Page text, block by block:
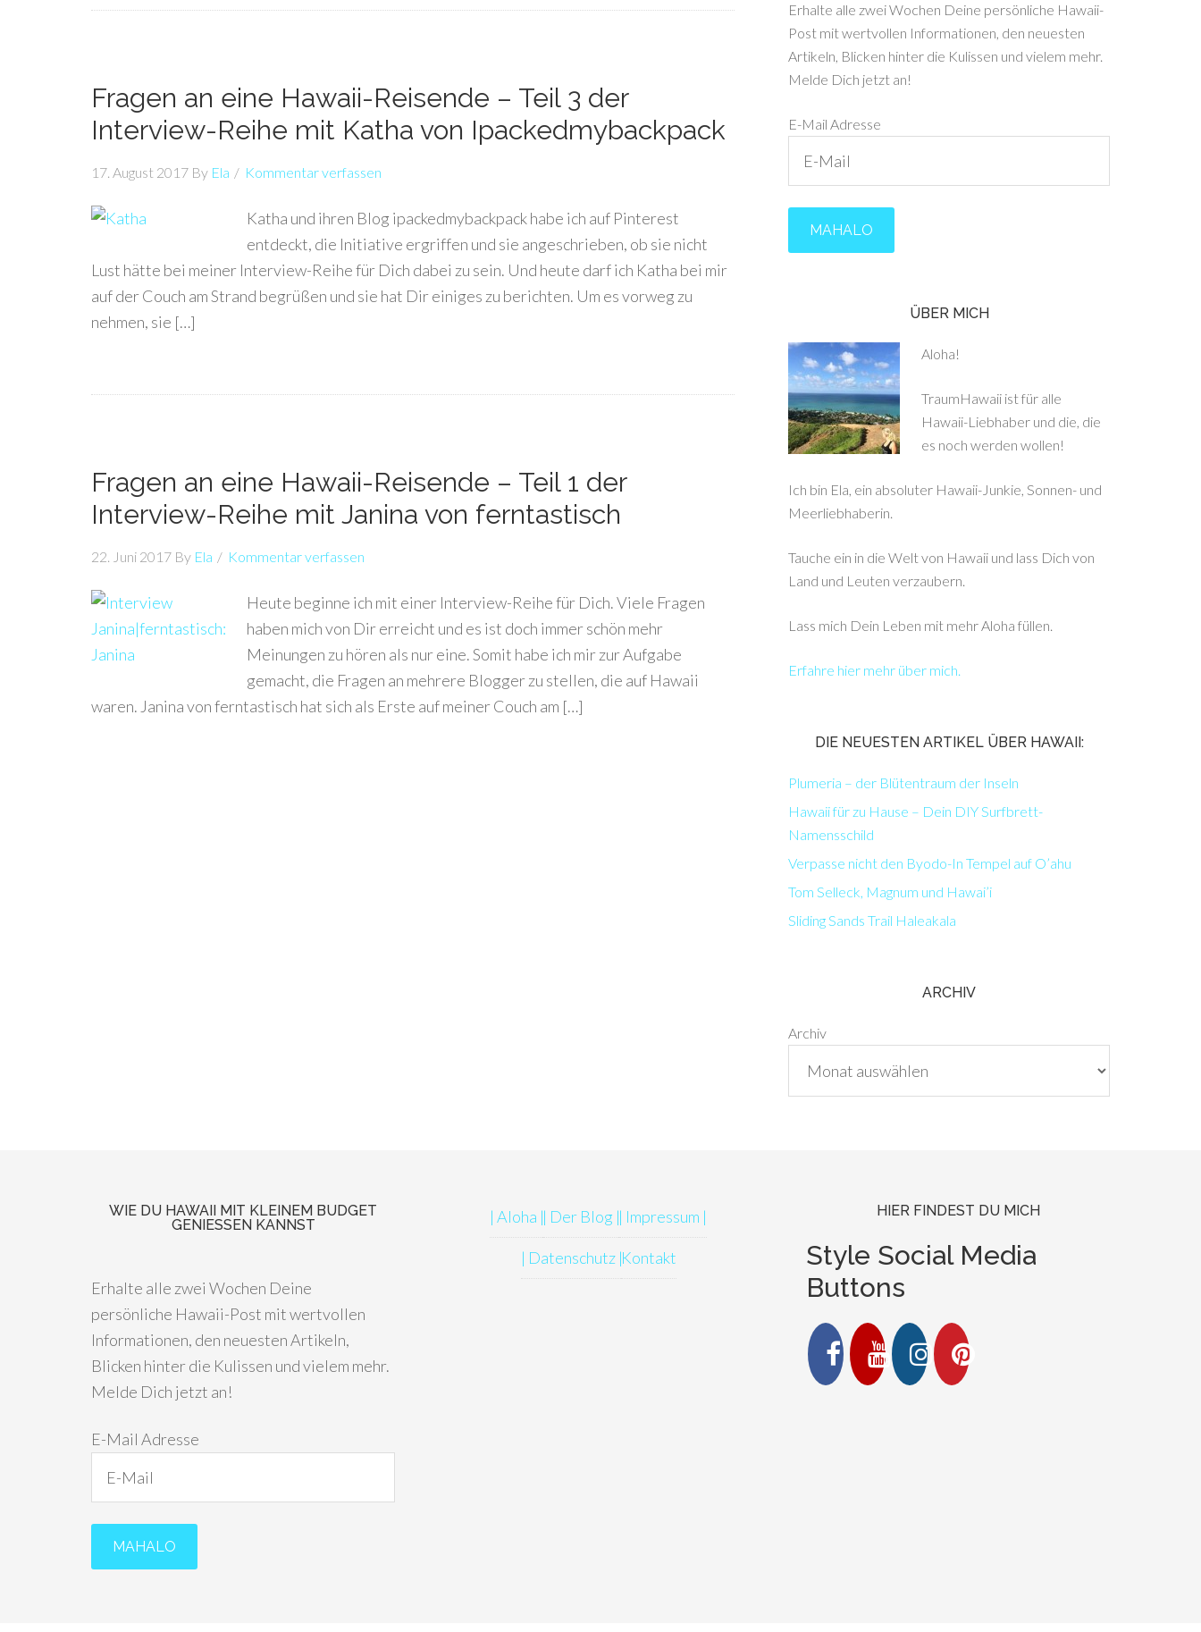
Fragen an eine Hawaii-Reisende – Teil 3 der
Interview-Reihe mit Katha von Ipackedmybackpack
17. August 2017 By Ela Kommentar verfassen
Katha und ihren Blog ipackedmybackpack habe ich auf Pinterest
entdeckt, die Initiative ergriffen und sie angeschrieben, ob sie nicht
Lust hätte bei meiner Interview-Reihe für Dich dabei zu sein. Und heute darf ich Katha bei mir
auf der Couch am Strand begrüßen und sie hat Dir einiges zu berichten. Um es vorweg zu
nehmen, sie […]
Fragen an eine Hawaii-Reisende – Teil 1 der
Interview-Reihe mit Janina von ferntastisch
22. Juni 2017 By Ela Kommentar verfassen
Heute beginne ich mit einer Interview-Reihe für Dich. Viele Fragen
haben mich von Dir erreicht und es ist doch immer schön mehr
Meinungen zu hören als nur eine. Somit habe ich mir zur Aufgabe
gemacht, die Fragen an mehrere Blogger zu stellen, die auf Hawaii
waren. Janina von ferntastisch hat sich als Erste auf meiner Couch am […]
Erhalte alle zwei Wochen Deine persönliche Hawaii-
Post mit wertvollen Informationen, den neuesten
Artikeln, Blicken hinter die Kulissen und vielem mehr.
Melde Dich jetzt an!
E-Mail Adresse
ÜBER MICH
Aloha!
TraumHawaii ist für alle
Hawaii-Liebhaber und die, die
es noch werden wollen!
Ich bin Ela, ein absoluter Hawaii-Junkie, Sonnen- und
Meerliebhaberin.
Tauche ein in die Welt von Hawaii und lass Dich von
Land und Leuten verzaubern.
Lass mich Dein Leben mit mehr Aloha füllen.
Erfahre hier mehr über mich.
DIE NEUESTEN ARTIKEL ÜBER HAWAII:
Plumeria – der Blütentraum der Inseln
Hawaii für zu Hause – Dein DIY Surfbrett-
Namensschild
Verpasse nicht den Byodo-In Tempel auf O’ahu
Tom Selleck, Magnum und Hawai’i
Sliding Sands Trail Haleakala
ARCHIV
Archiv
WIE DU HAWAII MIT KLEINEM BUDGET
GENIESSEN KANNST
Erhalte alle zwei Wochen Deine
persönliche Hawaii-Post mit wertvollen
Informationen, den neuesten Artikeln,
Blicken hinter die Kulissen und vielem mehr.
Melde Dich jetzt an!
E-Mail Adresse
| Aloha || Der Blog || Impressum |
| Datenschutz |Kontakt
HIER FINDEST DU MICH
Style Social Media
Buttons